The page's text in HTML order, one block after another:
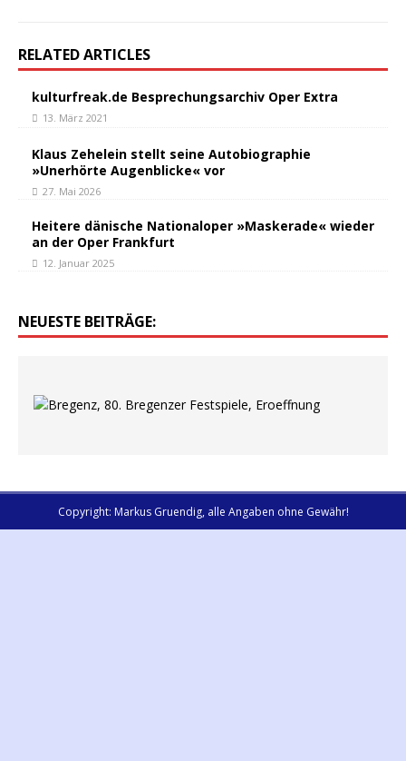
RELATED ARTICLES
kulturfreak.de Besprechungsarchiv Oper Extra
13. März 2021
Klaus Zehelein stellt seine Autobiographie
»Unerhörte Augenblicke« vor
27. Mai 2026
Heitere dänische Nationaloper »Maskerade« wieder
an der Oper Frankfurt
12. Januar 2025
NEUESTE BEITRÄGE:
Copyright: Markus Gruendig, alle Angaben ohne Gewähr!